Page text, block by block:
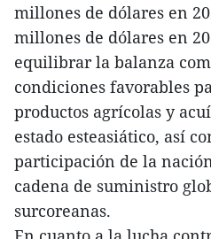
millones de dólares en
millones de dólares en
equilibrar la balanza
condiciones favorables
productos agrícolas y
estado esteasiático, así
participación de la
cadena de suministro
surcoreanas.